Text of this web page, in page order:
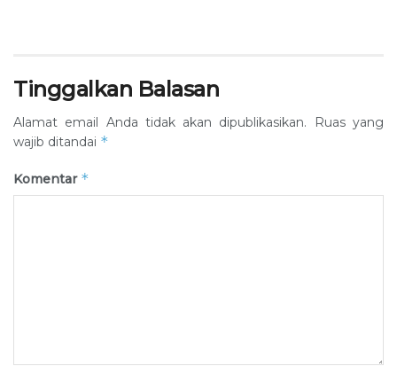
Tinggalkan Balasan
Alamat email Anda tidak akan dipublikasikan.
Ruas yang
wajib ditandai *
Komentar *